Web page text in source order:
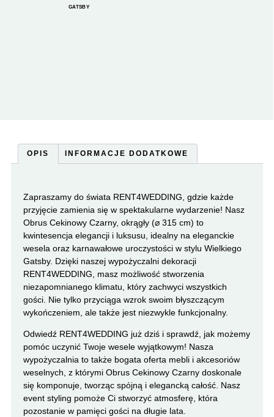
GATSBY
OPIS INFORMACJE DODATKOWE
Zapraszamy do świata RENT4WEDDING, gdzie każde
przyjęcie zamienia się w spektakularne wydarzenie! Nasz
Obrus Cekinowy Czarny, okrągły (⌀ 315 cm) to
kwintesencja elegancji i luksusu, idealny na eleganckie
wesela oraz karnawałowe uroczystości w stylu Wielkiego
Gatsby. Dzięki naszej wypożyczalni dekoracji
RENT4WEDDING, masz możliwość stworzenia
niezapomnianego klimatu, który zachwyci wszystkich
gości. Nie tylko przyciąga wzrok swoim błyszczącym
wykończeniem, ale także jest niezwykle funkcjonalny.
Odwiedź RENT4WEDDING już dziś i sprawdź, jak możemy
pomóc uczynić Twoje wesele wyjątkowym! Nasza
wypożyczalnia to także bogata oferta mebli i akcesoriów
weselnych, z którymi Obrus Cekinowy Czarny doskonale
się komponuje, tworząc spójną i elegancką całość. Nasz
event styling pomoże Ci stworzyć atmosferę, która
pozostanie w pamięci gości na długie lata.